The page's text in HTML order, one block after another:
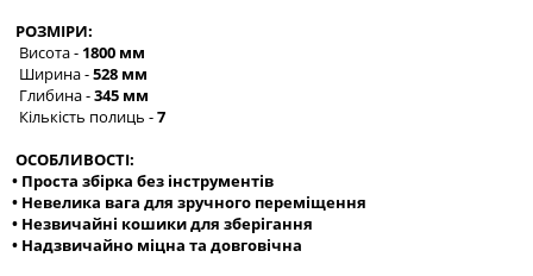
РОЗМІРИ:
Висота - 1800 мм
Ширина -528 мм
Глибина -345 мм
Кількість полиць -7
ОСОБЛИВОСТІ:
• Проста збірка без інструментів
• Невелика вага для зручного переміщення
• Незвичайні кошики для зберігання
• Надзвичайно міцна та довговічна